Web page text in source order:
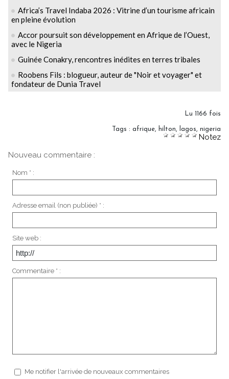
Africa’s Travel Indaba 2026 : Vitrine d’un tourisme africain
en pleine évolution
Accor poursuit son développement en Afrique de l’Ouest,
avec le Nigeria
Guinée Conakry, rencontres inédites en terres tribales
Roobens Fils : blogueur, auteur de "Noir et voyager" et
fondateur de Dunia Travel
Lu 1166 fois
Tags : afrique hilton lagos nigeria
Notez
Nouveau commentaire :
Nom * :
Adresse email (non publiée) * :
Site web :
Commentaire * :
Me notifier l'arrivée de nouveaux commentaires